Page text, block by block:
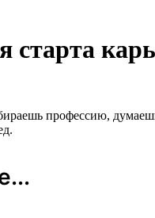
старта
профессию,